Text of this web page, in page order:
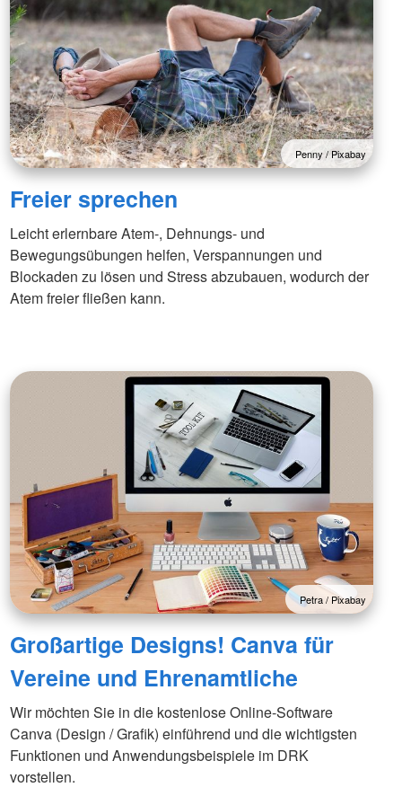
Penny / Pixabay
Freier sprechen
Leicht erlernbare Atem-, Dehnungs- und
Bewegungsübungen helfen, Verspannungen und
Blockaden zu lösen und Stress abzubauen, wodurch der
Atem freier fließen kann.
Petra / Pixabay
Großartige Designs! Canva für
Vereine und Ehrenamtliche
Wir möchten Sie in die kostenlose Online-Software
Canva (Design / Grafik) einführend und die wichtigsten
Funktionen und Anwendungsbeispiele im DRK
vorstellen.